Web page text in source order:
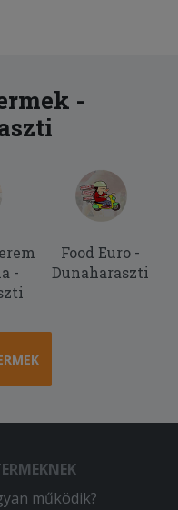
pdig a
kielégítő volt.
-
-
Food Euro -
Dunaharaszti
működik?